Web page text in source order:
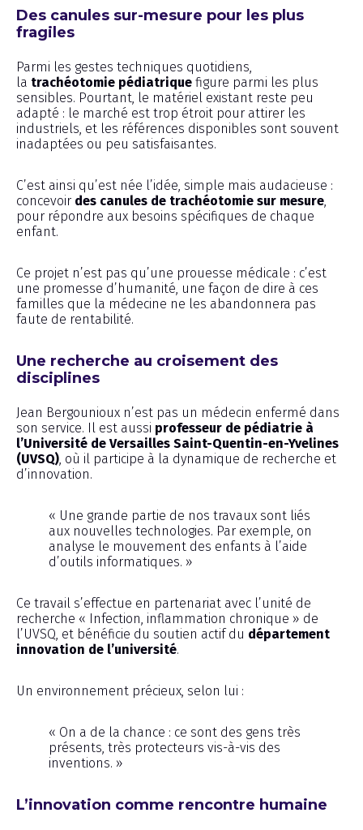
Des canules sur-mesure pour les plus
fragiles
Parmi les gestes techniques quotidiens,
la trachéotomie pédiatrique figure parmi les plus
sensibles. Pourtant, le matériel existant reste peu
adapté : le marché est trop étroit pour attirer les
industriels, et les références disponibles sont souvent
inadaptées ou peu satisfaisantes.
C’est ainsi qu’est née l’idée, simple mais audacieuse :
concevoir des canules de trachéotomie sur mesure
pour répondre aux besoins spécifiques de chaque
enfant.
Ce projet n’est pas qu’une prouesse médicale : c’est
une promesse d’humanité, une façon de dire à ces
familles que la médecine ne les abandonnera pas
faute de rentabilité.
Une recherche au croisement des
disciplines
Jean Bergounioux n’est pas un médecin enfermé dans
son service. Il est aussi professeur de pédiatrie à
l’Université de Versailles Saint-Quentin-en-Yvelines
(UVSQ) , où il participe à la dynamique de recherche et
d’innovation.
« Une grande partie de nos travaux sont liés
aux nouvelles technologies. Par exemple, on
analyse le mouvement des enfants à l’aide
d’outils informatiques. »
Ce travail s’effectue en partenariat avec l’unité de
recherche « Infection, inflammation chronique » de
l’UVSQ, et bénéficie du soutien actif du département
innovation de l’université.
Un environnement précieux, selon lui :
« On a de la chance : ce sont des gens très
présents, très protecteurs vis-à-vis des
inventions. »
L’innovation comme rencontre humaine